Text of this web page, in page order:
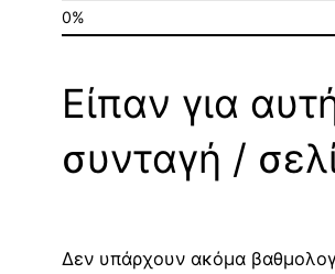
Είπαν για
συνταγή /
Δεν υπάρχουν ακόμα